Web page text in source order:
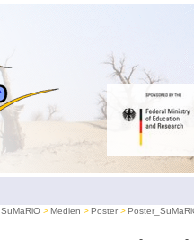
SuMaRiO Medien Poster